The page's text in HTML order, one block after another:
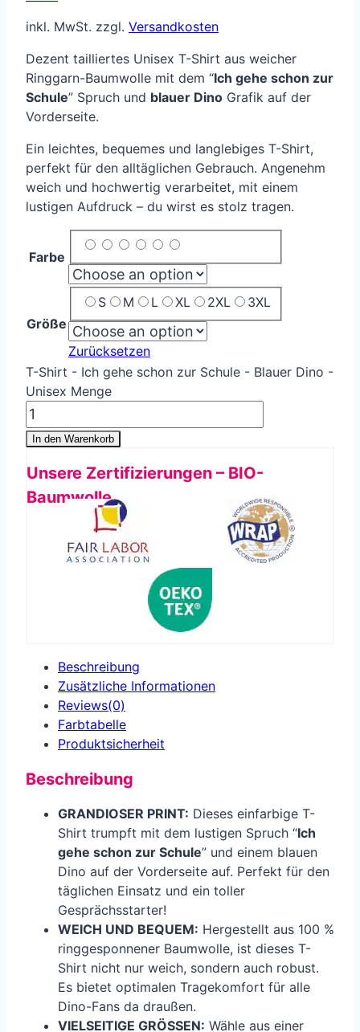
inkl. MwSt. zzgl. Versandkosten
Dezent tailliertes Unisex T-Shirt aus weicher
Ringgarn-Baumwolle mit dem “Ich gehe schon zur
Schule” Spruch und blauer Dino Grafik auf der
Vorderseite.
Ein leichtes, bequemes und langlebiges T-Shirt,
perfekt für den alltäglichen Gebrauch. Angenehm
weich und hochwertig verarbeitet, mit einem
lustigen Aufdruck – du wirst es stolz tragen.
Farbe
Größe
S M L XL 2XL 3XL
Zurücksetzen
T-Shirt - Ich gehe schon zur Schule - Blauer Dino -
Unisex Menge
In den Warenkorb
Unsere Zertifizierungen – BIO-
Baumwolle
Beschreibung
Zusätzliche Informationen
Reviews(0)
Farbtabelle
Produkt­sicherheit
Beschreibung
GRANDIOSER PRINT: Dieses einfarbige T-
Shirt trumpft mit dem lustigen Spruch “Ich
gehe schon zur Schule” und einem blauen
Dino auf der Vorderseite auf. Perfekt für den
täglichen Einsatz und ein toller
Gesprächsstarter!
WEICH UND BEQUEM: Hergestellt aus 100 %
ringgesponnener Baumwolle, ist dieses T-
Shirt nicht nur weich, sondern auch robust.
Es bietet optimalen Tragekomfort für alle
Dino-Fans da draußen.
VIELSEITIGE GRÖSSEN: Wähle aus einer